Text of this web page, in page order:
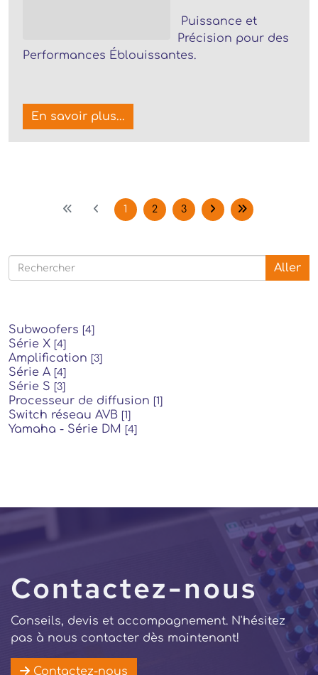
Puissance et
Précision pour des
Performances Éblouissantes.
En savoir plus...
1 2 3
Aller
Subwoofers [4]
Série X [4]
Amplification [3]
Série A [4]
Série S [3]
Processeur de diffusion [1]
Switch réseau AVB [1]
Yamaha - Série DM [4]
Contactez-nous
Conseils, devis et accompagnement. N'hésitez
pas à nous contacter dès maintenant!
Contactez-nous